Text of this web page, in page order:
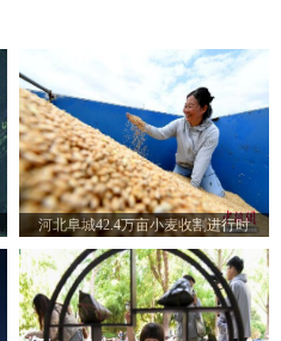
河北阜城42.4万亩小麦收割进行时